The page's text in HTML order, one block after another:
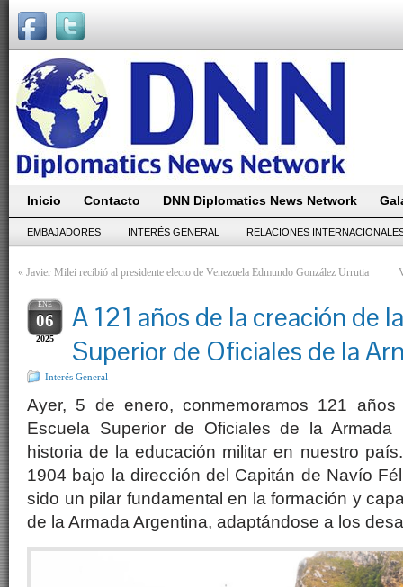
Inicio Contacto DNN Diplomatics News Network
EMBAJADORES INTERÉS GENERAL RELACIONES
« Javier Milei recibió al presidente electo de Venezuela Edmundo González Urrutia
ENE
06
2025
A 121 años de la creación de
Superior de Oficiales de la
Interés General
Ayer, 5 de enero, conmemoramos 121
Escuela Superior de Oficiales de la
historia de la educación militar en nuestro
1904 bajo la dirección del Capitán de Navío
sido un pilar fundamental en la formación y
de la Armada Argentina, adaptándose a los